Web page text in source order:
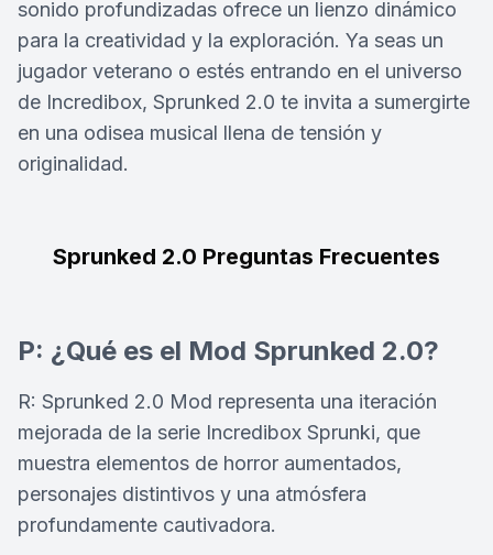
sonido profundizadas ofrece un lienzo dinámico
para la creatividad y la exploración. Ya seas un
jugador veterano o estés entrando en el universo
de Incredibox, Sprunked 2.0 te invita a sumergirte
en una odisea musical llena de tensión y
originalidad.
Sprunked 2.0 Preguntas Frecuentes
P: ¿Qué es el Mod Sprunked 2.0?
R: Sprunked 2.0 Mod representa una iteración
mejorada de la serie Incredibox Sprunki, que
muestra elementos de horror aumentados,
personajes distintivos y una atmósfera
profundamente cautivadora.